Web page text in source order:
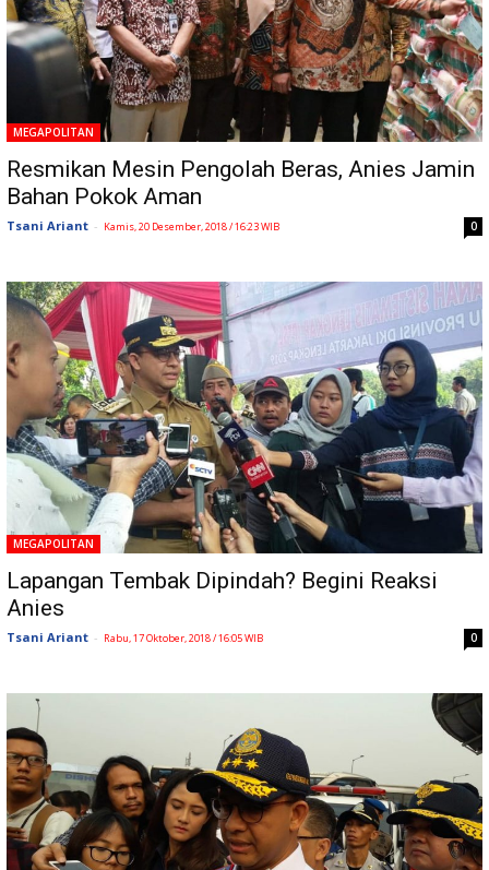
MEGAPOLITAN
Resmikan Mesin Pengolah Beras, Anies Jamin
Bahan Pokok Aman
Tsani Ariant - Kamis, 20 Desember, 2018 / 16:23 WIB 0
MEGAPOLITAN
Lapangan Tembak Dipindah? Begini Reaksi
Anies
Tsani Ariant - Rabu, 17 Oktober, 2018 / 16:05 WIB 0